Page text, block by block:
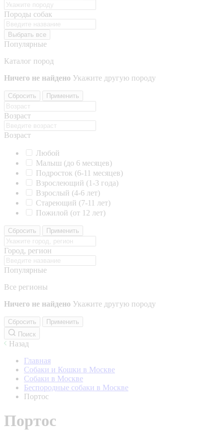
Породы собак
Выбрать все
Популярные
Каталог пород
Ничего не найдено Укажите другую породу
Сбросить Применить
Возраст
Возраст
Любой
Малыш (до 6 месяцев)
Подросток (6-11 месяцев)
Взрослеющий (1-3 года)
Взрослый (4-6 лет)
Стареющий (7-11 лет)
Пожилой (от 12 лет)
Сбросить Применить
Город, регион
Популярные
Все регионы
Ничего не найдено Укажите другую породу
Сбросить
Применить
Поиск
Назад
Главная
Собаки и Кошки в Москве
Собаки в Москве
Беспородные собаки в Москве
Портос
Портос